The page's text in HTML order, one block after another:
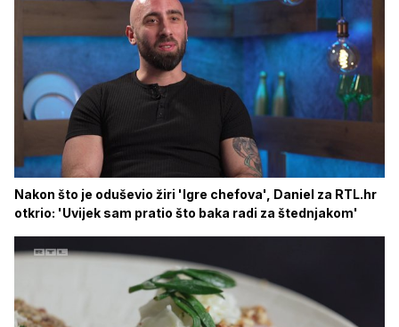
Nakon što je oduševio žiri 'Igre chefova', Daniel za RTL.hr
otkrio: 'Uvijek sam pratio što baka radi za štednjakom'